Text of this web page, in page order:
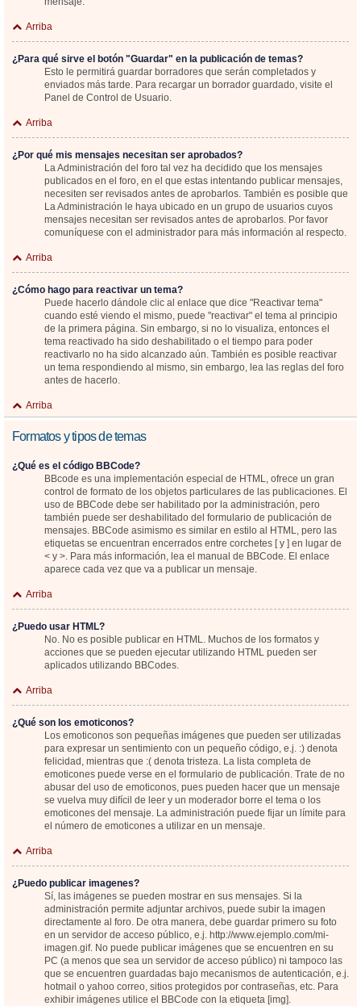
Arriba
¿Para qué sirve el botón "Guardar" en la publicación de temas?
Esto le permitirá guardar borradores que serán completados y
enviados más tarde. Para recargar un borrador guardado, visite el
Panel de Control de Usuario.
Arriba
¿Por qué mis mensajes necesitan ser aprobados?
La Administración del foro tal vez ha decidido que los mensajes
publicados en el foro, en el que estas intentando publicar mensajes,
necesiten ser revisados antes de aprobarlos. También es posible que
La Administración le haya ubicado en un grupo de usuarios cuyos
mensajes necesitan ser revisados antes de aprobarlos. Por favor
comuníquese con el administrador para más información al respecto.
Arriba
¿Cómo hago para reactivar un tema?
Puede hacerlo dándole clic al enlace que dice "Reactivar tema"
cuando esté viendo el mismo, puede "reactivar" el tema al principio
de la primera página. Sin embargo, si no lo visualiza, entonces el
tema reactivado ha sido deshabilitado o el tiempo para poder
reactivarlo no ha sido alcanzado aún. También es posible reactivar
un tema respondiendo al mismo, sin embargo, lea las reglas del foro
antes de hacerlo.
Arriba
Formatos y tipos de temas
¿Qué es el código BBCode?
BBcode es una implementación especial de HTML, ofrece un gran
control de formato de los objetos particulares de las publicaciones. El
uso de BBCode debe ser habilitado por la administración, pero
también puede ser deshabilitado del formulario de publicación de
mensajes. BBCode asimismo es similar en estilo al HTML, pero las
etiquetas se encuentran encerrados entre corchetes [ y ] en lugar de
< y >. Para más información, lea el manual de BBCode. El enlace
aparece cada vez que va a publicar un mensaje.
Arriba
¿Puedo usar HTML?
No. No es posible publicar en HTML. Muchos de los formatos y
acciones que se pueden ejecutar utilizando HTML pueden ser
aplicados utilizando BBCodes.
Arriba
¿Qué son los emoticonos?
Los emoticonos son pequeñas imágenes que pueden ser utilizadas
para expresar un sentimiento con un pequeño código, e.j. :) denota
felicidad, mientras que :( denota tristeza. La lista completa de
emoticones puede verse en el formulario de publicación. Trate de no
abusar del uso de emoticonos, pues pueden hacer que un mensaje
se vuelva muy difícil de leer y un moderador borre el tema o los
emoticones del mensaje. La administración puede fijar un límite para
el número de emoticones a utilizar en un mensaje.
Arriba
¿Puedo publicar imagenes?
Sí, las imágenes se pueden mostrar en sus mensajes. Si la
administración permite adjuntar archivos, puede subir la imagen
directamente al foro. De otra manera, debe guardar primero su foto
en un servidor de acceso público, e.j. http://www.ejemplo.com/mi-
imagen.gif. No puede publicar imágenes que se encuentren en su
PC (a menos que sea un servidor de acceso público) ni tampoco las
que se encuentren guardadas bajo mecanismos de autenticación, e.j.
hotmail o yahoo correo, sitios protegidos por contraseñas, etc. Para
exhibir imágenes utilice el BBCode con la etiqueta [img].